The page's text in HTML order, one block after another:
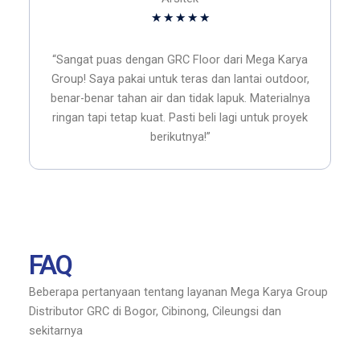
★ ★ ★ ★ ★Rated
out
of
5
“Sangat puas dengan GRC Floor dari Mega Karya
Group! Saya pakai untuk teras dan lantai outdoor,
benar-benar tahan air dan tidak lapuk. Materialnya
ringan tapi tetap kuat. Pasti beli lagi untuk proyek
berikutnya!”
FAQ
Beberapa pertanyaan tentang layanan Mega Karya Group
Distributor GRC di Bogor, Cibinong, Cileungsi dan
sekitarnya